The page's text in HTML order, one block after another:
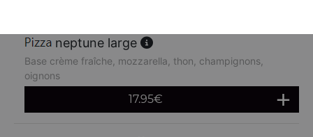
neptune large
Base crème fraîche, mozzarella, thon, champignons,
oignons
17.95€